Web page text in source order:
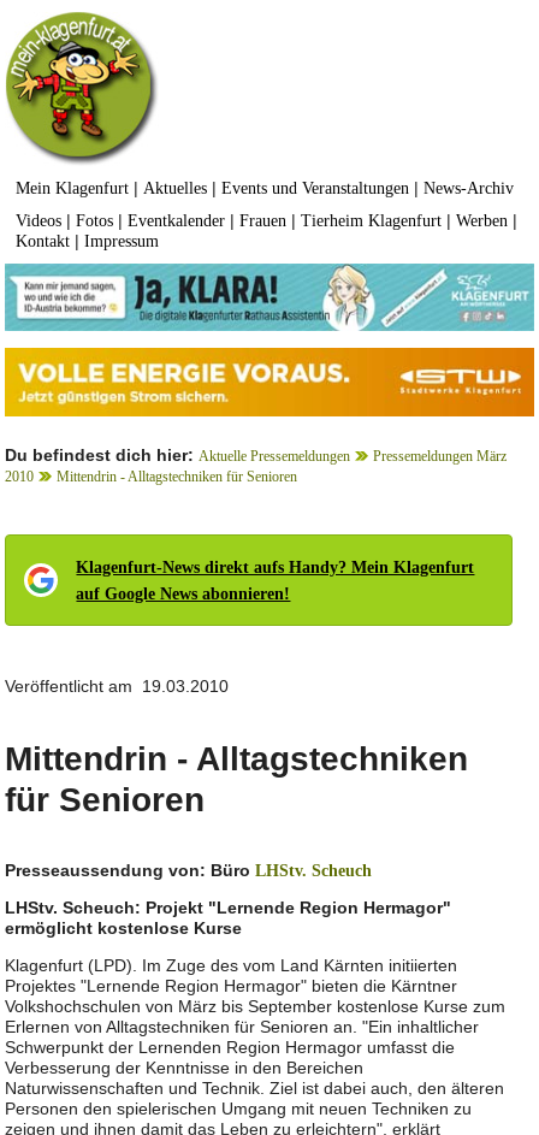
Mein Klagenfurt | Aktuelles |Events und Veranstaltungen |News-Archiv
Videos |Fotos |Eventkalender |Frauen |Tierheim Klagenfurt |Werben |
Kontakt |Impressum
Du befindest dich hier: Aktuelle Pressemeldungen
Pressemeldungen März
2010
Mittendrin - Alltagstechniken für Senioren
Klagenfurt-News direkt aufs Handy? Mein Klagenfurt
auf Google News abonnieren!
Veröffentlicht am 19.03.2010
Mittendrin - Alltagstechniken
für Senioren
Presseaussendung von: BüroLHStv. Scheuch
LHStv. Scheuch: Projekt "Lernende Region Hermagor"
ermöglicht kostenlose Kurse
Klagenfurt (LPD). Im Zuge des vom Land Kärnten initiierten
Projektes "Lernende Region Hermagor" bieten die Kärntner
Volkshochschulen von März bis September kostenlose Kurse zum
Erlernen von Alltagstechniken für Senioren an. "Ein inhaltlicher
Schwerpunkt der Lernenden Region Hermagor umfasst die
Verbesserung der Kenntnisse in den Bereichen
Naturwissenschaften und Technik. Ziel ist dabei auch, den älteren
Personen den spielerischen Umgang mit neuen Techniken zu
zeigen und ihnen damit das Leben zu erleichtern", erklärt